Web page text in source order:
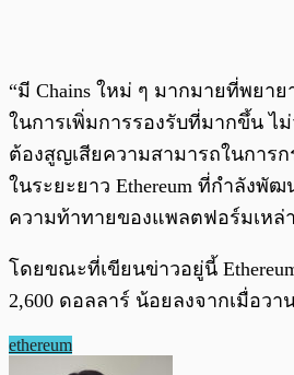
“มี Chains ใหม่ ๆ มากมายที่พยา
ในการเพิ่มการรองรับที่มากขึ้น ไ
ต้องสูญเสียความสามารถในการก
ในระยะยาว Ethereum ที่กำลังพั
ความท้าทายของแพลตฟอร์มเหล่
โดยขณะที่เขียนข่าวอยู่นี้
2,600 ดอลลาร์ น้อยลงจากเมื่อวา
ethereum